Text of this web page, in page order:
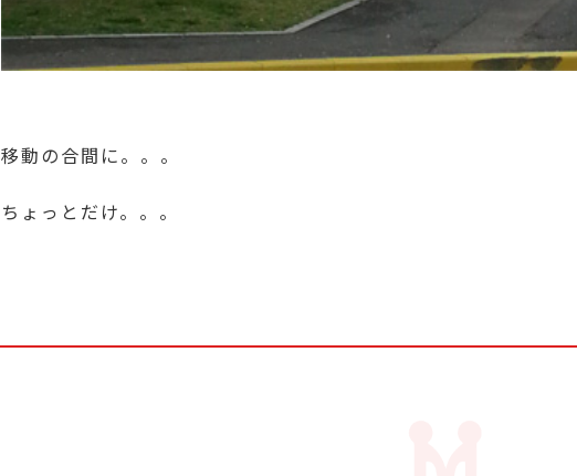
移動の合間に。。。
ちょっとだけ。。。